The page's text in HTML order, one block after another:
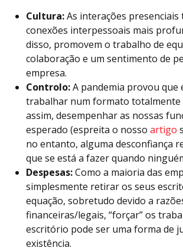
Cultura:As interações presenciais
conexões interpessoais mais
disso, promovem o trabalho de
colaboração e um sentimento de
empresa.
Controlo:A pandemia provou que
trabalhar num formato totalmente
assim, desempenhar as nossas
esperado (espreita o nosso artigo
no entanto, alguma desconfiança
que se está a fazer quando
Despesas:Como a maioria das
simplesmente retirar os seus
equação, sobretudo devido a
financeiras/legais, “forçar” os
escritório pode ser uma forma de
existência.